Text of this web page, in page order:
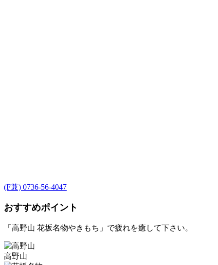
(F兼) 0736-56-4047
おすすめポイント
「高野山 花坂名物やきもち」で疲れを癒して下さい。
高野山